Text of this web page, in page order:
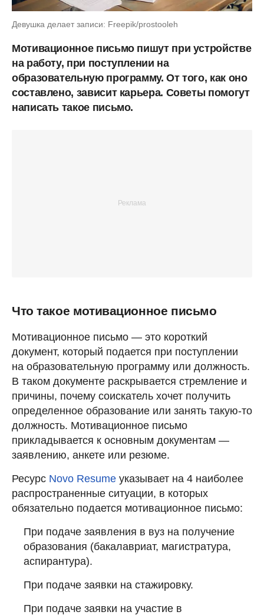
Девушка делает записи: Freepik/prostooleh
Мотивационное письмо пишут при устройстве
на работу, при поступлении на
образовательную программу. От того, как оно
составлено, зависит карьера. Советы помогут
написать такое письмо.
Что такое мотивационное письмо
Мотивационное письмо — это короткий
документ, который подается при поступлении
на образовательную программу или должность.
В таком документе раскрывается стремление и
причины, почему соискатель хочет получить
определенное образование или занять такую-то
должность. Мотивационное письмо
прикладывается к основным документам —
заявлению, анкете или резюме.
Ресурс Novo Resume указывает на 4 наиболее
распространенные ситуации, в которых
обязательно подается мотивационное письмо:
При подаче заявления в вуз на получение
образования (бакалавриат, магистратура,
аспирантура).
При подаче заявки на стажировку.
При подаче заявки на участие в